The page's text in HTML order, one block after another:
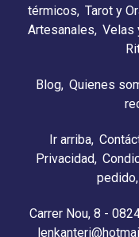
térmicos Tarot y
Artesanales Velas
Blog Quienes
Ir arriba
Privacidad
pedido
Carrer Nou, 8 -